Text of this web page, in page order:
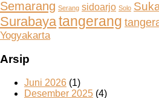
Semarang Serang sidoarjo Solo
Surabayatangerang
Yogyakarta
Arsip
Juni 2026 (1)
Desember 2025 (4)